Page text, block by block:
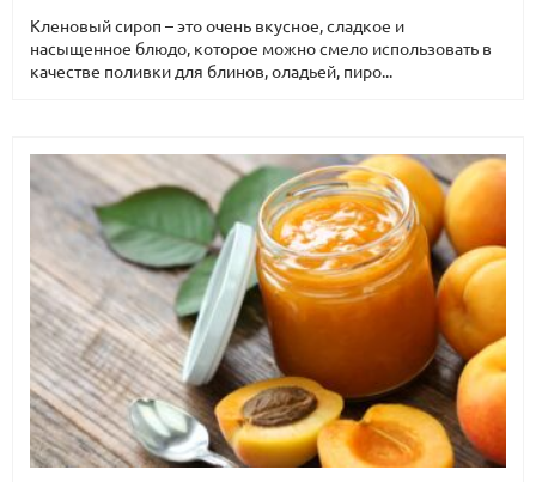
Кленовый сироп – это очень вкусное, сладкое и
насыщенное блюдо, которое можно смело использовать в
качестве поливки для блинов, оладьей, пиро...